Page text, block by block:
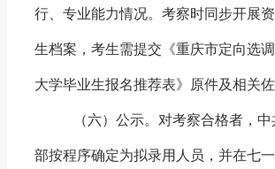
行、专业能力情况。考察时同步开展
生档案，考生需提交《重庆市定向选调
大学毕业生报名推荐表》原件及相关佐
（六）公示。对考察合格者，
部按程序确定为拟录用人员，并在七